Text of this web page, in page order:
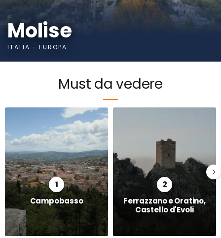
Molise
ITALIA - EUROPA
Must da vedere
Campobasso
Ferrazzano e Oratino,
Castello d'Evoli